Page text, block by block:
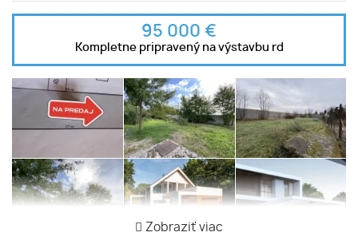
95 000 €
Kompletne pripravený na výstavbu rd
Zobraziť viac